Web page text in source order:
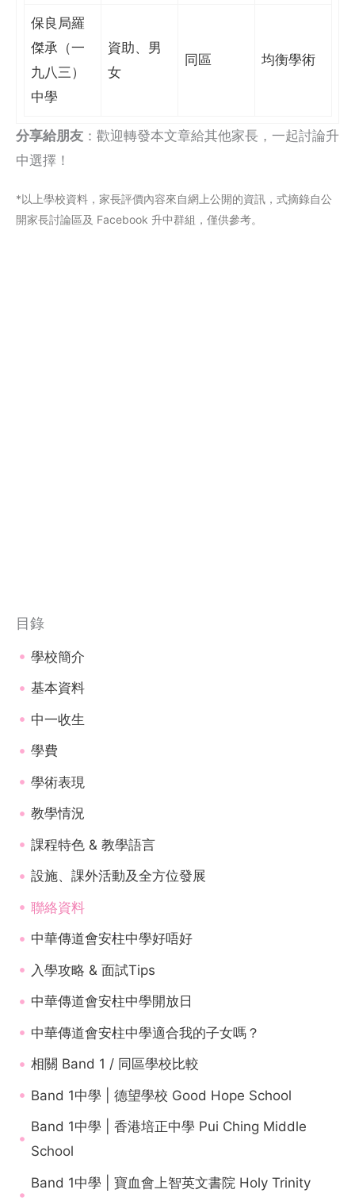
保良局羅
傑承（一
九八三）
中學
資助、男
女
同區 均衡學術
分享給朋友 ：歡迎轉發本文章給其他家長，一起討論升
中選擇！
*以上學校資料，家長評價內容來自網上公閞的資訊，式摘錄自公
開家長討論區及 Facebook 升中群組，僅供參考。
目錄
學校簡介
基本資料
中一收生
學費
學術表現
教學情況
課程特色 & 教學語言
設施、課外活動及全方位發展
聯絡資料
中華傳道會安柱中學好唔好
入學攻略 & 面試Tips
中華傳道會安柱中學開放日
中華傳道會安柱中學適合我的子女嗎？
相關 Band 1 / 同區學校比較
Band 1中學 | 德望學校 Good Hope School
Band 1中學 | 香港培正中學 Pui Ching Middle
School
Band 1中學 | 寶血會上智英文書院 Holy Trinity